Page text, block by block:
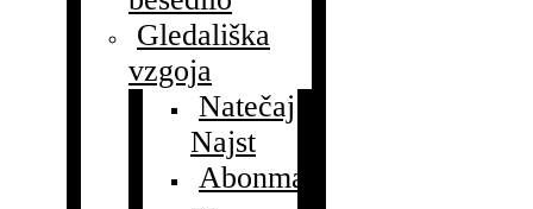
Gledališka
vzgoja
Natečaj
Najst
Abonmaji